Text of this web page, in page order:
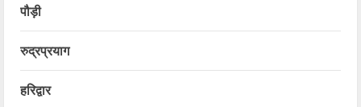
पौड़ी
रुद्रप्रयाग
हरिद्वार